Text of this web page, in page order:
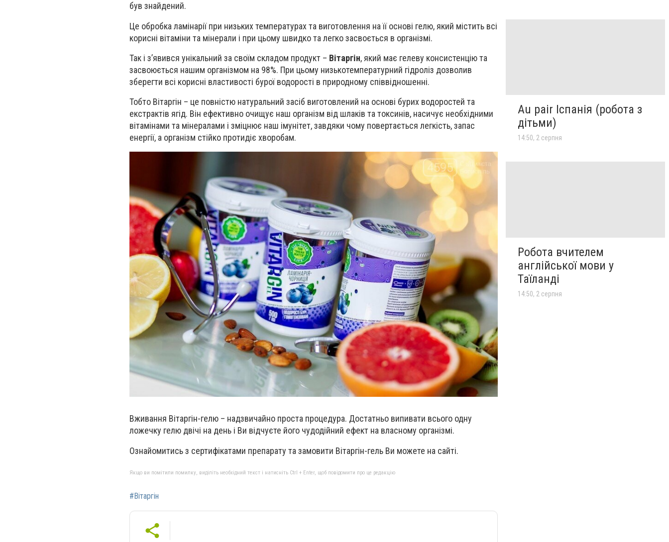
був знайдений.
Це обробка ламінарії при низьких температурах та виготовлення на її основі гелю, який містить всі
корисні вітаміни та мінерали і при цьому швидко та легко засвоється в організмі.
Так і з’явився унікальний за своїм складом продукт – Вітаргін, який має гелеву консистенцію та
засвоюється нашим організмом на 98%. При цьому низькотемпературний гідроліз дозволив
зберегти всі корисні властивості бурої водорості в природному співвідношенні.
Тобто Вітаргін – це повністю натуральний засіб виготовлений на основі бурих водоростей та
екстрактів ягід. Він ефективно очищує наш організм від шлаків та токсинів, насичує необхідними
вітамінами та мінералами і зміцнює наш імунітет, завдяки чому повертається легкість, запас
енергії, а організм стійко протидіє хворобам.
Вживання Вітаргін-гелю – надзвичайно проста процедура. Достатньо випивати всього одну
ложечку гелю двічі на день і Ви відчуєте його чудодійний ефект на власному організмі.
Ознайомитись з сертифікатами препарату та замовити Вітаргін-гель Ви можете на сайті.
Якщо ви помітили помилку, виділіть необхідний текст і натисніть Ctrl + Enter, щоб повідомити про це редакцію
#Вітаргін
Au pair Іспанія (робота з
дітьми)
14:50, 2 серпня
Робота вчителем
англійської мови у
Таїланді
14:50, 2 серпня